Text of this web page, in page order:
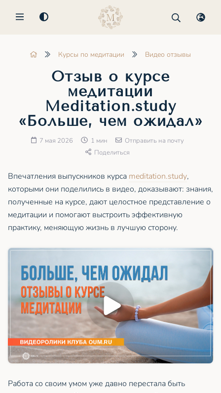
MENU
Курсы по медитации Видео отзывы
Отзыв о курсе
медитации
Meditation.study
«Больше, чем ожидал»
7 мая 2026 1 мин
Отправить на почту
Поделиться
Впечатления выпускников курса meditation.study,
которыми они поделились в видео, доказывают: знания,
полученные на курсе, дают целостное представление о
медитации и помогают выстроить эффективную
практику, меняющую жизнь в лучшую сторону.
Работа со своим умом уже давно перестала быть